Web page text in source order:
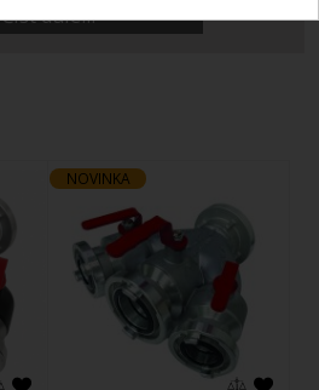
Číst dále...
NOVINKA